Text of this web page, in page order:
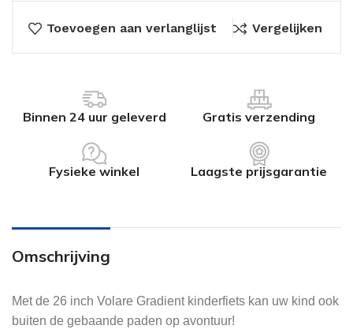
Toevoegen aan verlanglijst Vergelijken
Binnen 24 uur geleverd Gratis verzending
Fysieke winkel Laagste prijsgarantie
Omschrijving
Met de 26 inch Volare Gradient kinderfiets kan uw kind ook
buiten de gebaande paden op avontuur!